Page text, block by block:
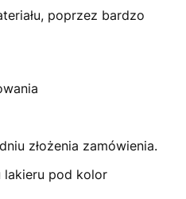
poprzez bardzo
złożenia zamówienia.
lakieru pod kolor